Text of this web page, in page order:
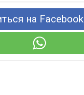
на Facebook